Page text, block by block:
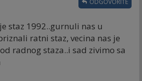
staz 1992..gurnuli nas u
ratni staz, vecina nas je
radnog staza..i sad zivimo sa
ODGOVORITE